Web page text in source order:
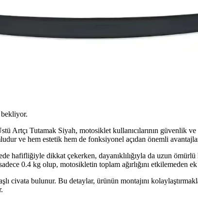
Artçı Tutamak Siyah, motosiklet kullanıcılarının güvenlik
ve hem estetik hem de fonksiyonel açıdan önemli
dikkat çekerken, dayanıklılığıyla da uzun
0.4 kg olup, motosikletin toplam ağırlığını etkilemeden
bulunur. Bu detaylar, ürünün montajını